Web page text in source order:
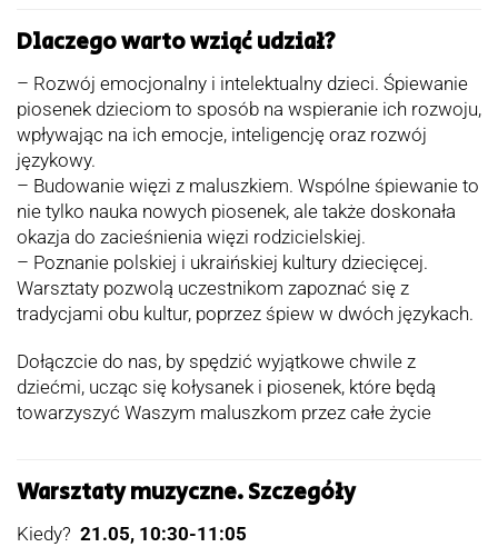
Dlaczego warto wziąć udział?
– Rozwój emocjonalny i intelektualny dzieci. Śpiewanie
piosenek dzieciom to sposób na wspieranie ich rozwoju,
wpływając na ich emocje, inteligencję oraz rozwój
językowy.
– Budowanie więzi z maluszkiem. Wspólne śpiewanie to
nie tylko nauka nowych piosenek, ale także doskonała
okazja do zacieśnienia więzi rodzicielskiej.
– Poznanie polskiej i ukraińskiej kultury dziecięcej.
Warsztaty pozwolą uczestnikom zapoznać się z
tradycjami obu kultur, poprzez śpiew w dwóch językach.
Dołączcie do nas, by spędzić wyjątkowe chwile z
dziećmi, ucząc się kołysanek i piosenek, które będą
towarzyszyć Waszym maluszkom przez całe życie
Warsztaty muzyczne. Szczegóły
Kiedy? 21.05, 10:30-11:05